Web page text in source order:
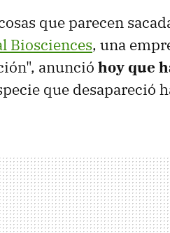
que parecen
Biosciences, una
anunció hoy que
que desapareció